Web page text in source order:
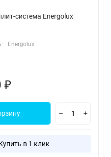
система Energolux
Energolux
₽
в 1 клик